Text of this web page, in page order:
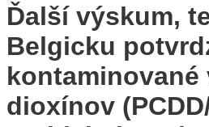
Ďalší výskum,
Belgicku
dioxínov